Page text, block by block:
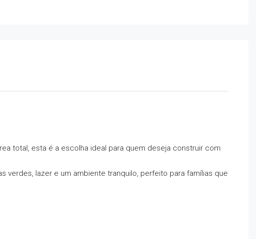
total, esta é a escolha ideal para quem deseja construir com
verdes, lazer e um ambiente tranquilo, perfeito para famílias que